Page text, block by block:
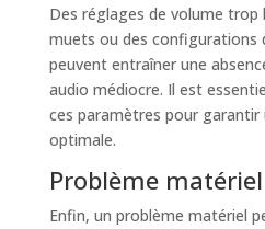
Des réglages de volume trop
muets ou des configurations
peuvent entraîner une
audio médiocre. Il est
ces paramètres pour garantir
optimale.
Problème matériel
Enfin, un problème matériel